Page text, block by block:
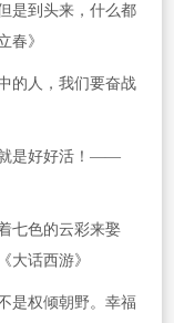
是到头来，什么都
春》
的人，我们要奋战
就是好好活！——
七色的云彩来娶
大话西游》
是权倾朝野。幸福